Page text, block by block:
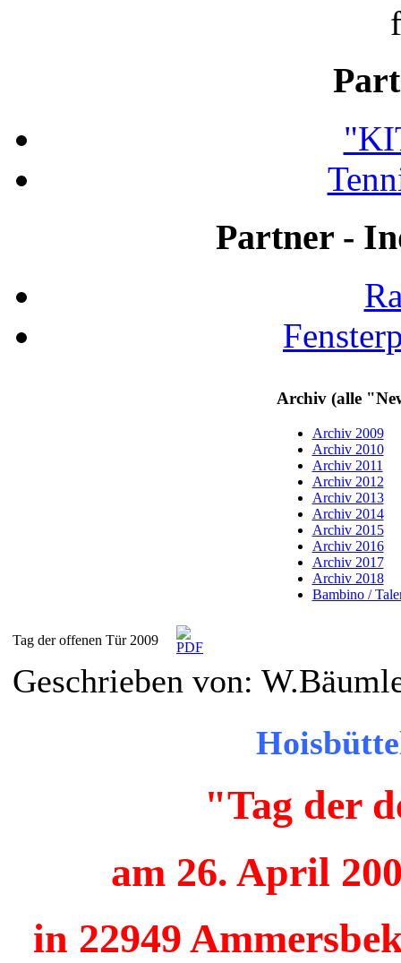
Partner -
Archiv (alle
Archiv 2009
Archiv 2010
Archiv 2011
Archiv 2012
Archiv 2013
Archiv 2014
Archiv 2015
Archiv 2016
Archiv 2017
Archiv 2018
Bambino /
Tag der offenen Tür 2009
Geschrieben von:
"Tag der
am 26. April
in 22949